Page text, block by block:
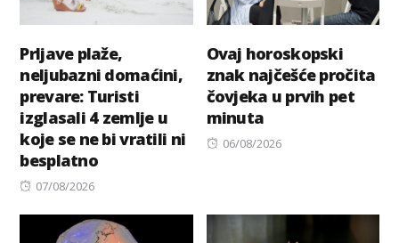
Prljave plaže,
neljubazni domaćini,
prevare: Turisti
izglasali 4 zemlje u
koje se ne bi vratili ni
besplatno
Posted
07/08/2026
Ovaj horoskopski
znak najčešće pročita
čovjeka u prvih pet
minuta
Posted
06/08/2026